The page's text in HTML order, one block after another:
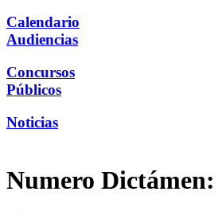
Calendario
Audiencias
Concursos
Públicos
Noticias
Numero Dictámen: